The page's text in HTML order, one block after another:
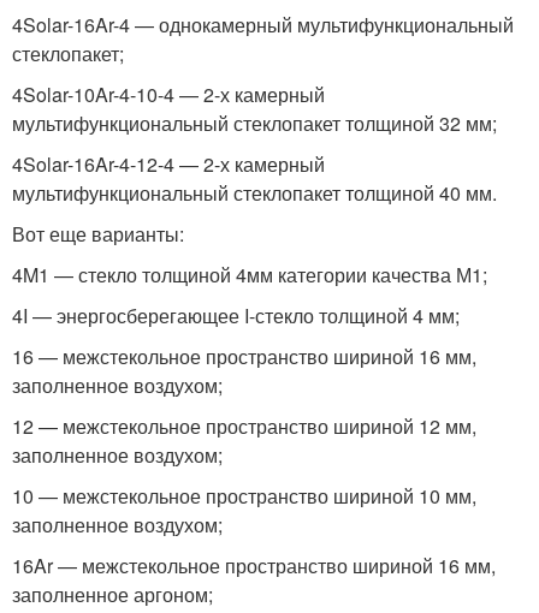
4Solar-16Ar-4 — однокамерный мультифункциональный
стеклопакет;
4Solar-10Ar-4-10-4 — 2-х камерный
мультифункциональный стеклопакет толщиной 32 мм;
4Solar-16Ar-4-12-4 — 2-х камерный
мультифункциональный стеклопакет толщиной 40 мм.
Вот еще варианты:
4M1 — стекло толщиной 4мм категории качества М1;
4I — энергосберегающее I-стекло толщиной 4 мм;
16 — межстекольное пространство шириной 16 мм,
заполненное воздухом;
12 — межстекольное пространство шириной 12 мм,
заполненное воздухом;
10 — межстекольное пространство шириной 10 мм,
заполненное воздухом;
16Ar — межстекольное пространство шириной 16 мм,
заполненное аргоном;